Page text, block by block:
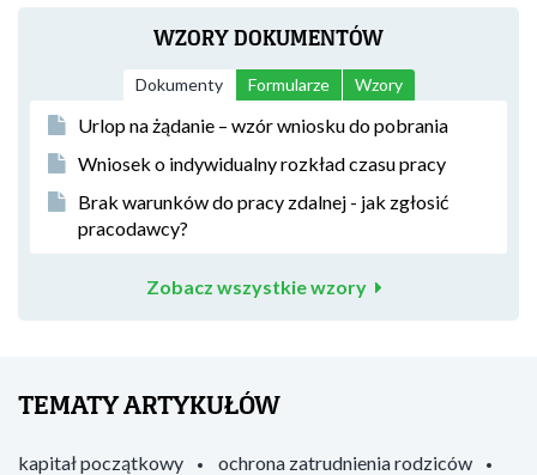
WZORY DOKUMENTÓW
Dokumenty Formularze Wzory
Urlop na żądanie – wzór wniosku do pobrania
Wniosek o indywidualny rozkład czasu pracy
Brak warunków do pracy zdalnej - jak zgłosić
pracodawcy?
Zobacz wszystkie wzory
TEMATY ARTYKUŁÓW
kapitał początkowy
ochrona zatrudnienia rodziców